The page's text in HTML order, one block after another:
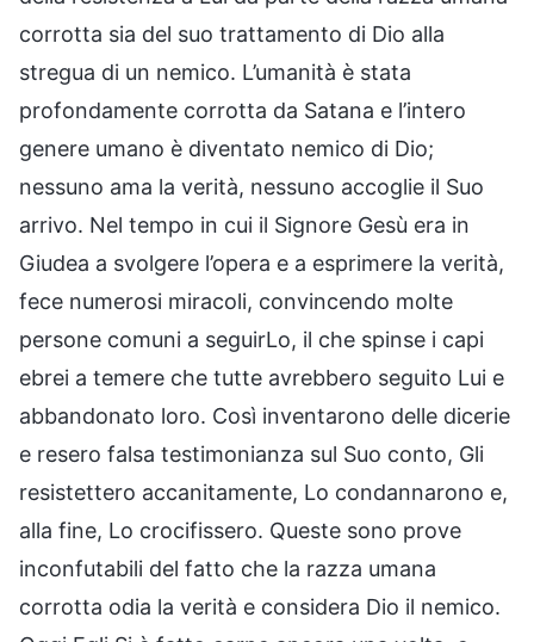
corrotta sia del suo trattamento di Dio alla
stregua di un nemico. L’umanità è stata
profondamente corrotta da Satana e l’intero
genere umano è diventato nemico di Dio;
nessuno ama la verità, nessuno accoglie il Suo
arrivo. Nel tempo in cui il Signore Gesù era in
Giudea a svolgere l’opera e a esprimere la verità,
fece numerosi miracoli, convincendo molte
persone comuni a seguirLo, il che spinse i capi
ebrei a temere che tutte avrebbero seguito Lui e
abbandonato loro. Così inventarono delle dicerie
e resero falsa testimonianza sul Suo conto, Gli
resistettero accanitamente, Lo condannarono e,
alla fine, Lo crocifissero. Queste sono prove
inconfutabili del fatto che la razza umana
corrotta odia la verità e considera Dio il nemico.